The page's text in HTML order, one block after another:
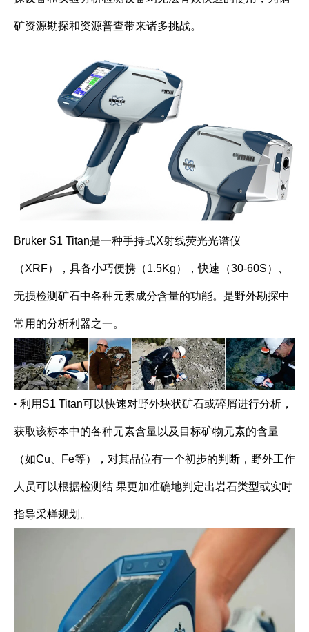
矿资源勘探和资源普查带来诸多挑战。
Bruker S1 Titan是一种手持式X射线荧光光谱仪
（XRF），具备小巧便携（1.5Kg），快速（30-60S）、
无损检测矿石中各种元素成分含量的功能。是野外勘探中
常用的分析利器之一。
· 利用S1 Titan可以快速对野外块状矿石或碎屑进行分析，
获取该标本中的各种元素含量以及目标矿物元素的含量
（如Cu、Fe等），对其品位有一个初步的判断，野外工作
人员可以根据检测结 果更加准确地判定出岩石类型或实时
指导采样规划。